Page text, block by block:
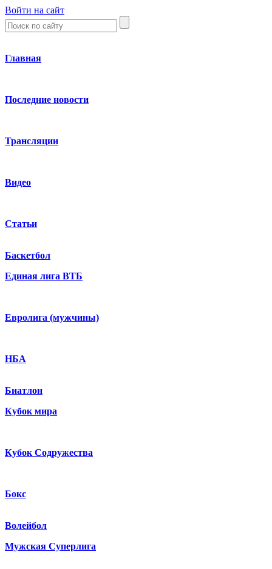
Войти на сайт
Главная
Последние новости
Трансляции
Видео
Статьи
Баскетбол
Единая лига ВТБ
Евролига (мужчины)
НБА
Биатлон
Кубок мира
Кубок Содружества
Бокс
Волейбол
Мужская Суперлига